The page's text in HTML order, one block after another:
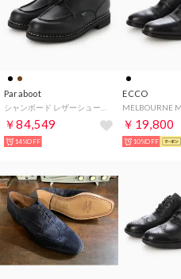
Paraboot
￥84,549
14%OFF
ECCO
￥19,800
10%OFF